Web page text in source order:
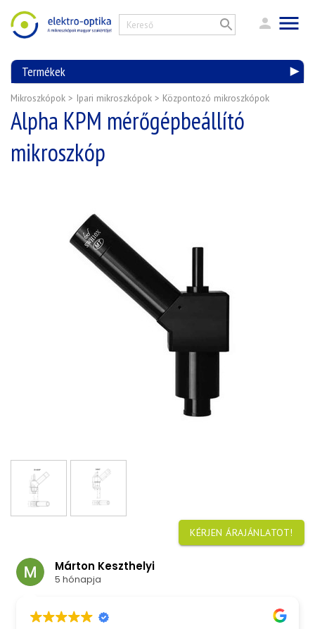
Termékek
Mikroszkópok > Ipari mikroszkópok > Központozó mikroszkópok
Alpha KPM mérőgépbeállító
mikroszkóp
KÉRJEN ÁRAJÁNLATOT!
Márton Keszthelyi
5 hónapja